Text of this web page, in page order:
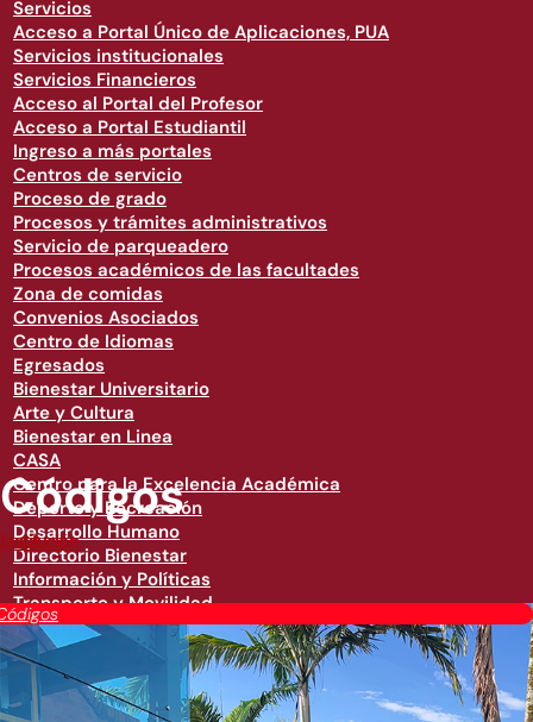
Servicios
Acceso a Portal Único de Aplicaciones, PUA
Servicios institucionales
Servicios Financieros
Acceso al Portal del Profesor
Acceso a Portal Estudiantil
Ingreso a más portales
Centros de servicio
Proceso de grado
Procesos y trámites administrativos
Servicio de parqueadero
Procesos académicos de las facultades
Zona de comidas
Convenios Asociados
Centro de Idiomas
Egresados
Bienestar Universitario
Arte y Cultura
Bienestar en Linea
CASA
Centro para la Excelencia Académica
Deporte y Recreación
Desarrollo Humano
Directorio Bienestar
Información y Políticas
Transporte y Movilidad
Códigos
Institución